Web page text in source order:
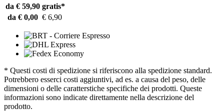
da € 59,90 gratis*
da € 0,00 € 6,90
* Questi costi di spedizione si riferiscono alla spedizione standard.
Potrebbero esserci costi aggiuntivi, ad es. a causa del peso, delle
dimensioni o delle caratterstiche specifiche dei prodotti. Queste
informazioni sono indicate direttamente nella descrizione del
prodotto.